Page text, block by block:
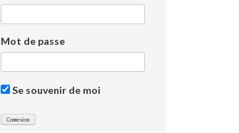
Mot de passe
Se souvenir de moi